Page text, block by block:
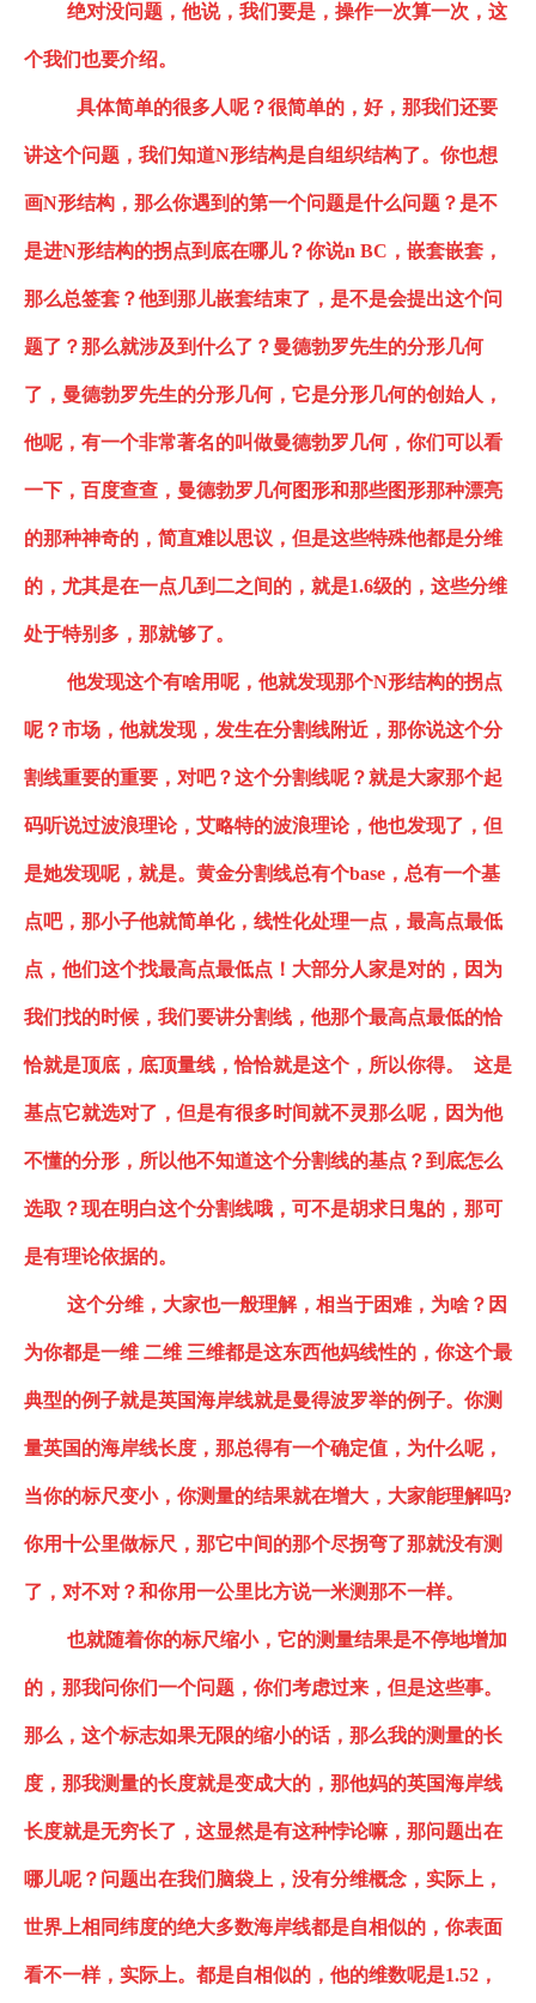
绝对没问题，他说，我们要是，操作一次算一次，这
个我们也要介绍。
具体简单的很多人呢？很简单的，好，那我们还要
讲这个问题，我们知道N形结构是自组织结构了。你也想
画N形结构 ，那么你遇到的第一个问题是什么问题？是不
是进N形结构的拐点到底在哪儿？你说n BC，嵌套嵌套，
那么总签套？他到那儿嵌套结束了，是不是会提出这个问
题了？那么就涉及到什么了？曼德勃罗先生的分形几何
了，曼德勃罗先生的分形几何，它是分形几何的创始人，
他呢，有一个非常著名的叫做曼德勃罗几何，你们可以看
一下，百度查查，曼德勃罗几何图形和那些图形那种漂亮
的那种神奇的，简直难以思议，但是这些特殊他都是分维
的，尤其是在一点几到二之间的，就是1.6级的，这些分维
处于特别多，那就够了。
他发现这个有啥用呢，他就发现那个N形结构的拐点
呢？市场，他就发现，发生在分割线附近，那你说这个分
割线重要的重要，对吧？这个分割线呢？就是大家那个起
码听说过波浪理论，艾略特的波浪理论，他也发现了，但
是她发现呢， 就是。黄金分割线总有个base，总有一个基
点吧，那小子他就简单化，线性化处理一点，最高点最低
点，他们这个找最高点最低点！大部分人家是对的，因为
我们找的时候，我们要讲分割线，他那个最高点最低的恰
恰就是顶底，底顶量线，恰恰就是这个，所以你得。 这是
基点它就选对了，但是有很多时间就不灵那么呢，因为他
不懂的分形，所以他不知道这个分割线的基点？到底怎么
选取？现在明白这个分割线哦，可不是胡求日鬼的，那可
是有理论依据的。
这个分维，大家也一般理解，相当于困难，为啥？因
为你都是一维 二维 三维都是这东西他妈线性的 ， 你这个最
典型的例子就是英国海岸线就是曼得波罗举的例子。你测
量英国的海岸线长度，那总得有一个确定值，为什么呢，
当你的标尺变小，你测量的结果就在增大，大家能理解吗?
你用十公里做标尺，那它中间的那个尽拐弯了那就没有测
了，对不对？和你用一公里比方说一米测那不一样。
也就随着你的标尺缩小，它的测量结果是不停地增加
的，那我问你们一个问题，你们考虑过来，但是这些事。
那么，这个标志如果无限的缩小的话，那么我的测量的长
度 ， 那我测量的长度就是变成大的，那他妈的英国海岸线
长度就是无穷长了，这显然是有这种悖论嘛，那问题出在
哪儿呢？问题出在我们脑袋上，没有分维概念，实际上，
世界上相同纬度的绝大多数海岸线都是自相似的，你表面
看不一样，实际上。都是自相似的，他的维数呢是1.52，